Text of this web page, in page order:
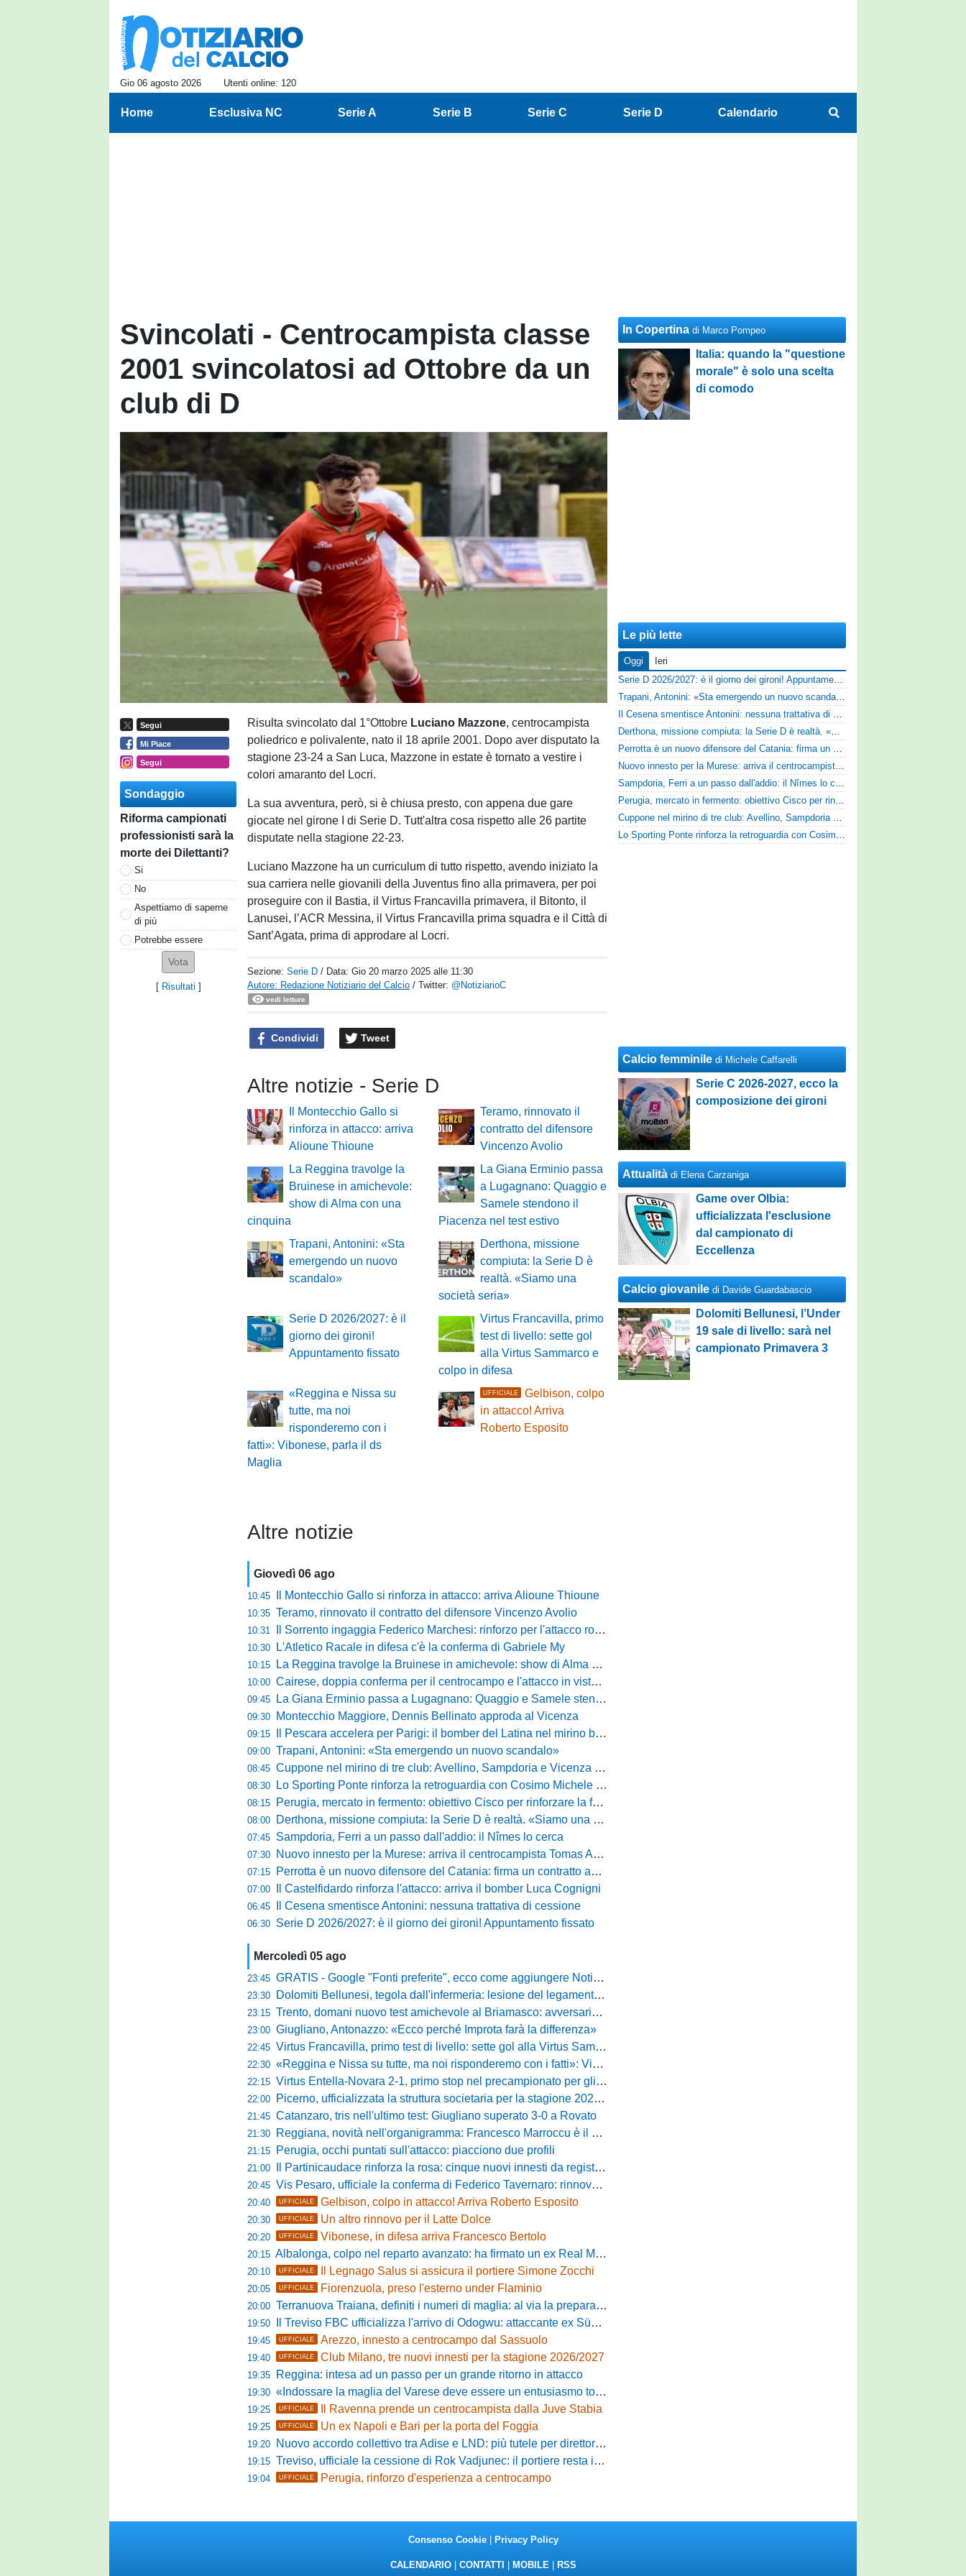
Gio 06 agosto 2026 Utenti online: 120
Home Esclusiva NC Serie A Serie B Serie C Serie D Calendario
Svincolati - Centrocampista classe
2001 svincolatosi ad Ottobre da un
club di D
Segui
Mi Piace
Segui
Sondaggio
Riforma campionati
professionisti sarà la
morte dei Dilettanti?
Si
No
Aspettiamo di saperne
di più
Potrebbe essere
[ Risultati ]
Risulta svincolato dal 1°Ottobre Luciano Mazzone, centrocampista
poliedrico e polivalente, nato il 18 aprile 2001. Dopo aver disputato la
stagione 23-24 a San Luca, Mazzone in estate è tornato a vestire i
colori amaranto del Locri.
La sua avventura, però, si è chiusa presto, con appena due gare
giocate nel girone I di Serie D. Tutt'altra cosa rispetto alle 26 partite
disputate nella stagione 22-23.
Luciano Mazzone ha un curriculum di tutto rispetto, avendo iniziato la
sua carriera nelle giovanili della Juventus fino alla primavera, per poi
proseguire con il Bastia, il Virtus Francavilla primavera, il Bitonto, il
Lanusei, l’ACR Messina, il Virtus Francavilla prima squadra e il Città di
Sant’Agata, prima di approdare al Locri.
Sezione:Serie D / Data:Gio 20 marzo 2025 alle 11:30
Autore: Redazione Notiziario del Calcio / Twitter: @NotiziarioC
vedi letture
Condividi Tweet
Altre notizie - Serie D
Il Montecchio Gallo si
rinforza in attacco: arriva
Alioune Thioune
Teramo, rinnovato il
contratto del difensore
Vincenzo Avolio
La Reggina travolge la
Bruinese in amichevole:
show di Alma con una
cinquina
La Giana Erminio passa
a Lugagnano: Quaggio e
Samele stendono il
Piacenza nel test estivo
Trapani, Antonini: «Sta
emergendo un nuovo
scandalo»
Derthona, missione
compiuta: la Serie D è
realtà. «Siamo una
società seria»
Serie D 2026/2027: è il
giorno dei gironi!
Appuntamento fissato
Virtus Francavilla, primo
test di livello: sette gol
alla Virtus Sammarco e
colpo in difesa
«Reggina e Nissa su
tutte, ma noi
risponderemo con i
fatti»: Vibonese, parla il ds
Maglia
UFFICIALE
Gelbison, colpo
in attacco! Arriva
Roberto Esposito
Altre notizie
Giovedì 06 ago
10:45 Il Montecchio Gallo si rinforza in attacco: arriva Alioune Thioune
10:35 Teramo, rinnovato il contratto del difensore Vincenzo Avolio
10:31 Il Sorrento ingaggia Federico Marchesi: rinforzo per l'attacco rossonero
10:30 L'Atletico Racale in difesa c'è la conferma di Gabriele My
10:15 La Reggina travolge la Bruinese in amichevole: show di Alma con una cinquina
10:00 Cairese, doppia conferma per il centrocampo e l'attacco in vista della prossima Eccellenza
09:45 La Giana Erminio passa a Lugagnano: Quaggio e Samele stendono il Piacenza nel test estivo
09:30 Montecchio Maggiore, Dennis Bellinato approda al Vicenza
09:15 Il Pescara accelera per Parigi: il bomber del Latina nel mirino biancazzurro
09:00 Trapani, Antonini: «Sta emergendo un nuovo scandalo»
08:45 Cuppone nel mirino di tre club: Avellino, Sampdoria e Vicenza sull'attaccante dell'Entella
08:30 Lo Sporting Ponte rinforza la retroguardia con Cosimo Michele Rotondi
08:15 Perugia, mercato in fermento: obiettivo Cisco per rinforzare la fascia
08:00 Derthona, missione compiuta: la Serie D è realtà. «Siamo una società seria»
07:45 Sampdoria, Ferri a un passo dall'addio: il Nîmes lo cerca
07:30 Nuovo innesto per la Murese: arriva il centrocampista Tomas Acosta
07:15 Perrotta è un nuovo difensore del Catania: firma un contratto annuale
07:00 Il Castelfidardo rinforza l'attacco: arriva il bomber Luca Cognigni
06:45 Il Cesena smentisce Antonini: nessuna trattativa di cessione
06:30 Serie D 2026/2027: è il giorno dei gironi! Appuntamento fissato
Mercoledì 05 ago
23:45 GRATIS - Google "Fonti preferite", ecco come aggiungere NotiziarioCalcio alle tue notizie
23:30 Dolomiti Bellunesi, tegola dall'infermeria: lesione del legamento crociato per Nicola Masut
23:15 Trento, domani nuovo test amichevole al Briamasco: avversaria la Roma Under 20
23:00 Giugliano, Antonazzo: «Ecco perché Improta farà la differenza»
22:45 Virtus Francavilla, primo test di livello: sette gol alla Virtus Sammarco e colpo in difesa
22:30 «Reggina e Nissa su tutte, ma noi risponderemo con i fatti»: Vibonese, parla il ds Maglia
22:15 Virtus Entella-Novara 2-1, primo stop nel precampionato per gli azzurri: Forte ribalta Lartey nel finale
22:00 Picerno, ufficializzata la struttura societaria per la stagione 2026-2027
21:45 Catanzaro, tris nell'ultimo test: Giugliano superato 3-0 a Rovato
21:30 Reggiana, novità nell'organigramma: Francesco Marroccu è il nuovo DG dell'Area Tecnica
21:15 Perugia, occhi puntati sull'attacco: piacciono due profili
21:00 Il Partinicaudace rinforza la rosa: cinque nuovi innesti da registrare
20:45 Vis Pesaro, ufficiale la conferma di Federico Tavernaro: rinnovato il prestito dal Venezia
20:40 UFFICIALE Gelbison, colpo in attacco! Arriva Roberto Esposito
20:30 UFFICIALE Un altro rinnovo per il Latte Dolce
20:20 UFFICIALE Vibonese, in difesa arriva Francesco Bertolo
20:15 Albalonga, colpo nel reparto avanzato: ha firmato un ex Real Monterotondo
20:10 UFFICIALE Il Legnago Salus si assicura il portiere Simone Zocchi
20:05 UFFICIALE Fiorenzuola, preso l'esterno under Flaminio
20:00 Terranuova Traiana, definiti i numeri di maglia: al via la preparazione e la sfida con il Grosseto
19:50 Il Treviso FBC ufficializza l'arrivo di Odogwu: attaccante ex Südtirol
19:45 UFFICIALE Arezzo, innesto a centrocampo dal Sassuolo
19:40 UFFICIALE Club Milano, tre nuovi innesti per la stagione 2026/2027
19:35 Reggina: intesa ad un passo per un grande ritorno in attacco
19:30 «Indossare la maglia del Varese deve essere un entusiasmo totale»: mister Ciceri traccia la strada e carica i biancorossi
19:25 UFFICIALE Il Ravenna prende un centrocampista dalla Juve Stabia
19:25 UFFICIALE Un ex Napoli e Bari per la porta del Foggia
19:20 Nuovo accordo collettivo tra Adise e LND: più tutele per direttori sportivi e collaboratori
19:15 Treviso, ufficiale la cessione di Rok Vadjunec: il portiere resta in Italia, ecco dove
19:04 UFFICIALE Perugia, rinforzo d'esperienza a centrocampo
In Copertina di Marco Pompeo
Italia: quando la "questione
morale" è solo una scelta
di comodo
Le più lette
Oggi
Ieri
Serie D 2026/2027: è il giorno dei gironi! Appuntamento fissato
Trapani, Antonini: «Sta emergendo un nuovo scandalo»
Il Cesena smentisce Antonini: nessuna trattativa di cessione
Derthona, missione compiuta: la Serie D è realtà. «Siamo una società seria»
Perrotta è un nuovo difensore del Catania: firma un contratto annuale
Nuovo innesto per la Murese: arriva il centrocampista Tomas Acosta
Sampdoria, Ferri a un passo dall'addio: il Nîmes lo cerca
Perugia, mercato in fermento: obiettivo Cisco per rinforzare la fascia
Cuppone nel mirino di tre club: Avellino, Sampdoria e Vicenza sull'attaccante dell'Entella
Lo Sporting Ponte rinforza la retroguardia con Cosimo Michele Rotondi
Calcio femminile di Michele Caffarelli
Serie C 2026-2027, ecco la
composizione dei gironi
Attualità di Elena Carzaniga
Game over Olbia:
ufficializzata l'esclusione
dal campionato di
Eccellenza
Calcio giovanile di Davide Guardabascio
Dolomiti Bellunesi, l’Under
19 sale di livello: sarà nel
campionato Primavera 3
Consenso Cookie| Privacy Policy
CALENDARIO| CONTATTI MOBILE| RSS